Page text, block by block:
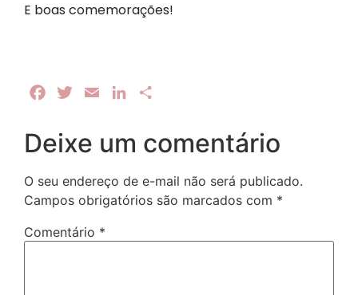
E boas comemorações!
FacebookTwitterEmail LinkedIn
Deixe um comentário
O seu endereço de e-mail não será publicado.
Campos obrigatórios são marcados com *
Comentário *